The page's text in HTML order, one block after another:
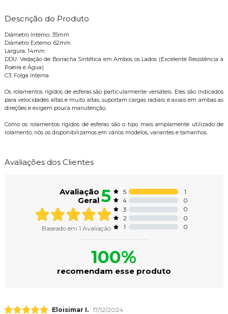
Descrição do Produto
Diâmetro Interno: 35mm
Diâmetro Externo: 62mm
Largura: 14mm
DDU: Vedação de Borracha Sintética em Ambos os Lados (Excelente Resistência a
Poeira e Água)
C3: Folga Interna
Os rolamentos rígidos de esferas são particularmente versáteis. Eles são indicados
para velocidades altas e muito altas, suportam cargas radiais e axiais em ambas as
direções e exigem pouca manutenção.
Como os rolamentos rígidos de esferas são o tipo mais amplamente utilizado de
rolamento, nós os disponibilizamos em vários modelos, variantes e tamanhos.
Avaliações dos Clientes
Avaliação
Geral5
Baseado em 1 Avaliação
5
1
4
0
3
0
2
0
1
0
100%
recomendam esse produto
Eloisimar I. 17/12/2024